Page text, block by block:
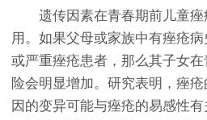
遗传因素在青春期前儿童
用。如果父母或家族中有痤疮
或严重痤疮患者，那么其子女
险会明显增加。研究表明，痤
因的变异可能与痤疮的易感性